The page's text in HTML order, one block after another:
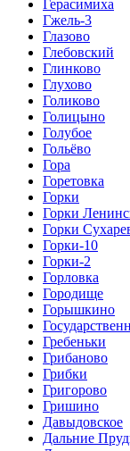
Герасимиха
Гжель-3
Глазово
Глебовский
Глинково
Глухово
Голиково
Голицыно
Голубое
Гольёво
Гора
Горетовка
Горки
Горки
Горки
Горки-10
Горки-2
Горловка
Городище
Горышкино
Гребеньки
Грибаново
Грибки
Григорово
Гришино
Давыдовское
Дальние